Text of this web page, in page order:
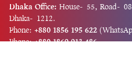
Dhaka Office: House-55, Road-
Dhaka-1212.
Phone: +880 1856 195 622
Phone: +880 1869 913 486